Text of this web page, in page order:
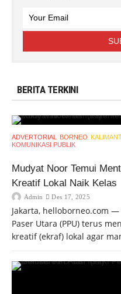
BERITA TERKINI
ADVERTORIAL BORNEO
KOMUNIKASI PUBLIK
Mudyat Noor Temui
Kreatif Lokal Naik Kelas
Admin Des 17, 2025
Jakarta, helloborneo.com
Paser Utara (PPU) terus
kreatif (ekraf) lokal agar